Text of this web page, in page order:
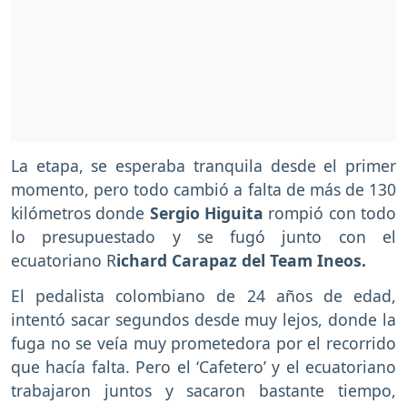
La etapa, se esperaba tranquila desde el primer
momento, pero todo cambió a falta de más de 130
kilómetros donde Sergio Higuita rompió con todo
lo presupuestado y se fugó junto con el
ecuatoriano Richard Carapaz del Team Ineos.
El pedalista colombiano de 24 años de edad,
intentó sacar segundos desde muy lejos, donde la
fuga no se veía muy prometedora por el recorrido
que hacía falta. Pero el ‘Cafetero’ y el ecuatoriano
trabajaron juntos y sacaron bastante tiempo,